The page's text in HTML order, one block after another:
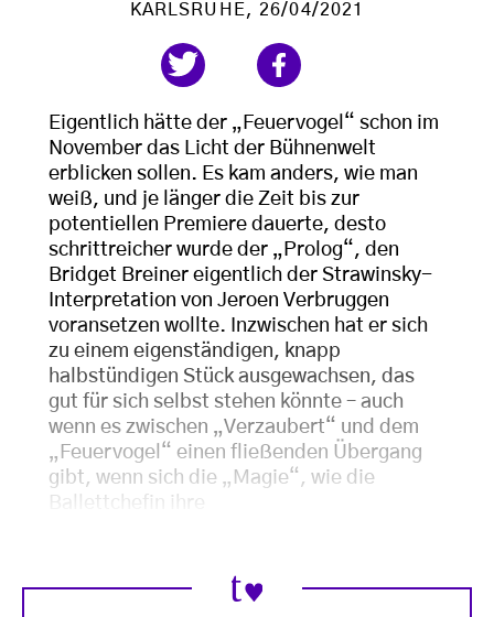
KARLSRUHE , 26/04/2021
Eigentlich hätte der „Feuervogel“ schon im
November das Licht der Bühnenwelt
erblicken sollen. Es kam anders, wie man
weiß, und je länger die Zeit bis zur
potentiellen Premiere dauerte, desto
schrittreicher wurde der „Prolog“, den
Bridget Breiner eigentlich der Strawinsky-
Interpretation von Jeroen Verbruggen
voransetzen wollte. Inzwischen hat er sich
zu einem eigenständigen, knapp
halbstündigen Stück ausgewachsen, das
gut für sich selbst stehen könnte – auch
wenn es zwischen „Verzaubert“ und dem
„Feuervogel“ einen fließenden Übergang
gibt, wenn sich die „Magie“, wie die
Ballettchefin ihre